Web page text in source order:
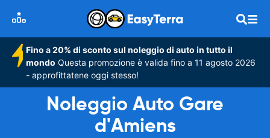
Fino a 20% di sconto sul noleggio di auto in tutto il
mondo Questa promozione è valida fino a 11 agosto 2026
- approfittatene oggi stesso!
Noleggio Auto Gare
d'Amiens